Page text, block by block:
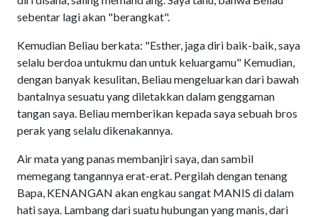
sebentar lagi akan "berangkat".
Kemudian Beliau berkata: "Esther, jaga diri baik-baik, saya
selalu berdoa untukmu dan untuk keluargamu" Kemudian,
dengan banyak kesulitan, Beliau mengeluarkan dari bawah
bantalnya sesuatu yang diletakkan dalam genggaman
tangan saya. Beliau memberikan kepada saya sebuah bros
perak yang selalu dikenakannya.
Air mata yang panas membanjiri saya, dan sambil
memegang tangannya erat-erat. Pergilah dengan tenang
Bapa, KENANGAN akan engkau sangat MANIS di dalam
hati saya. Lambang dari suatu hubungan yang manis, dari